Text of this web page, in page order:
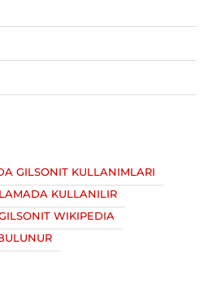
GILSONIT KULLANIMLARI
KULLANILIR
WIKIPEDIA